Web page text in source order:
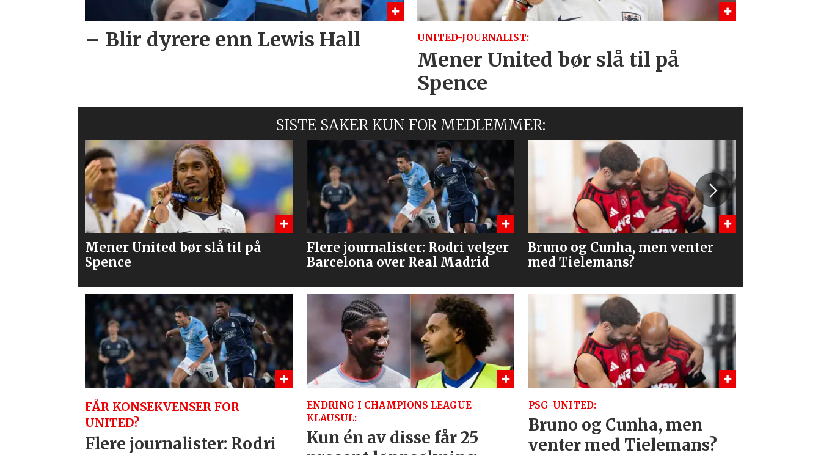
– Blir dyrere enn Lewis Hall UNITED-JOURNALIST:
Mener United bør slå til på
Spence
SISTE SAKER KUN FOR MEDLEMMER:
Flere journalister: Rodri velger
Barcelona over Real Madrid
Bruno og Cunha, men venter
med Tielemans?
Hva er alternativene?
FÅR KONSEKVENSER FOR
UNITED?
Flere journalister: Rodri
ENDRING I CHAMPIONS LEAGUE-
KLAUSUL:
Kun én av disse får 25
PSG-UNITED:
Bruno og Cunha, men
venter med Tielemans?